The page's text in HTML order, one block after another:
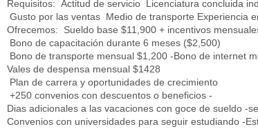
Requisitos: Actitud de servicio Licenciatura concluida
Gusto por las ventas Medio de transporte Experiencia
Ofrecemos: Sueldo base $11,900 + incentivos
Bono de capacitación durante 6 meses ($2,500)
Bono de transporte mensual $1,200 -Bono de internet
Vales de despensa mensual $1428
Plan de carrera y oportunidades de crecimiento
+250 convenios con descuentos o beneficios -
Dias adicionales a las vacaciones con goce de sueldo -
Convenios con universidades para seguir estudiando -